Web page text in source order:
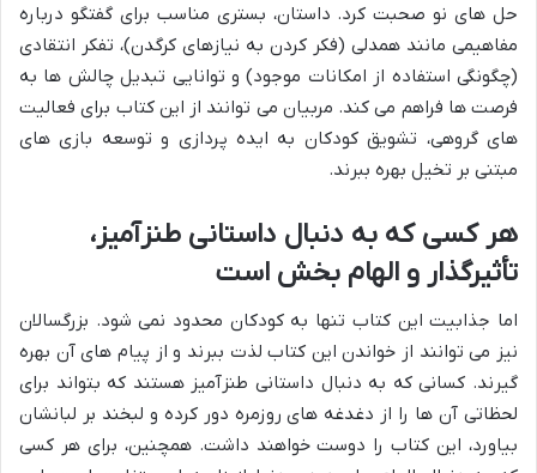
حل های نو صحبت کرد. داستان، بستری مناسب برای گفتگو درباره
مفاهیمی مانند همدلی (فکر کردن به نیازهای کرگدن)، تفکر انتقادی
(چگونگی استفاده از امکانات موجود) و توانایی تبدیل چالش ها به
فرصت ها فراهم می کند. مربیان می توانند از این کتاب برای فعالیت
های گروهی، تشویق کودکان به ایده پردازی و توسعه بازی های
مبتنی بر تخیل بهره ببرند.
هر کسی که به دنبال داستانی طنزآمیز،
تأثیرگذار و الهام بخش است
اما جذابیت این کتاب تنها به کودکان محدود نمی شود. بزرگسالان
نیز می توانند از خواندن این کتاب لذت ببرند و از پیام های آن بهره
گیرند. کسانی که به دنبال داستانی طنزآمیز هستند که بتواند برای
لحظاتی آن ها را از دغدغه های روزمره دور کرده و لبخند بر لبانشان
بیاورد، این کتاب را دوست خواهند داشت. همچنین، برای هر کسی